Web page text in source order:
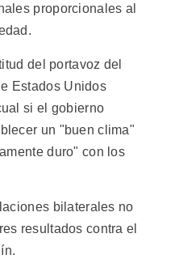
proporcionales al
del portavoz del
Estados Unidos
si el gobierno
un "buen clima"
duro" con los
bilaterales no
resultados contra el